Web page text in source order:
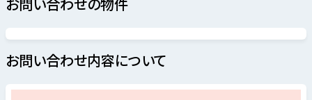
お問い合わせ内容について